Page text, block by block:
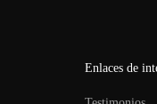
Enlaces de